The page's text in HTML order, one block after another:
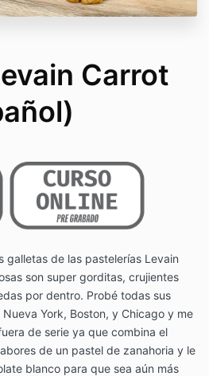
Carrot
galletas de las pastelerías Levain
son super gorditas, crujientes
por dentro. Probé todas sus
York, Boston, y Chicago y me
de serie ya que combina el
de un pastel de zanahoria y le
blanco para que sea aún más